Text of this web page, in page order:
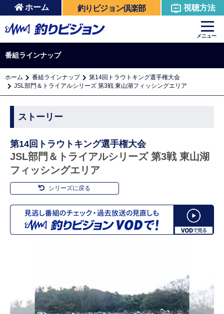
ホーム 釣りビジョン倶楽部 視聴方法
メニュー
番組ラインナップ
ホーム 番組ラインナップ
第14回トラウトキング選手権大会
JSL部門＆トライアルシリーズ 第3戦 東山湖フィッシングエリア
ストーリー
第14回トラウトキング選手権大会
JSL部門＆トライアルシリーズ 第3戦 東山湖
フィッシングエリア
シリーズに戻る